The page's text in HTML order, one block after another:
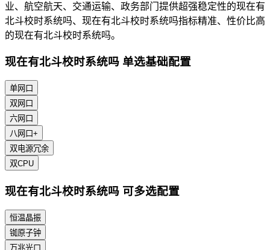
业、航空航天、交通运输、政务部门提供超强稳定性的现在有
北斗校时系统吗、现在有北斗校时系统吗指标精准、性价比高
的现在有北斗校时系统吗。
现在有北斗校时系统吗 单选基础配置
单网口
双网口
六网口
八网口+
双电源冗余
双CPU
现在有北斗校时系统吗 可多选配置
恒温晶振
铷原子钟
万兆光口